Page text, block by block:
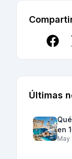
Últimas
en
May